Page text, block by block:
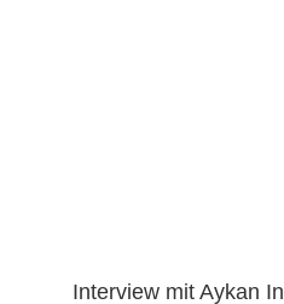
Interview mit Aykan